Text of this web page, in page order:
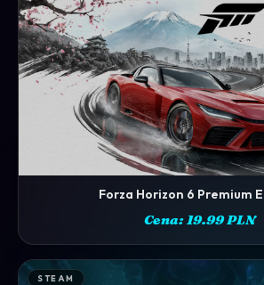
ZOBACZ →
Forza Horizon 6 Premium
Cena: 19.99 PLN
STEAM